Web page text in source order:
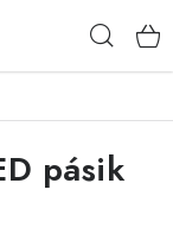
pásik